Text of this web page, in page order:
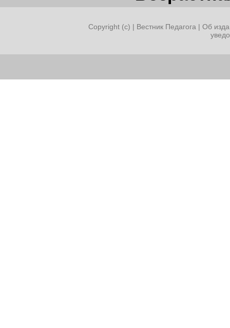
Copyright (c) | Вестник Педагога | Об